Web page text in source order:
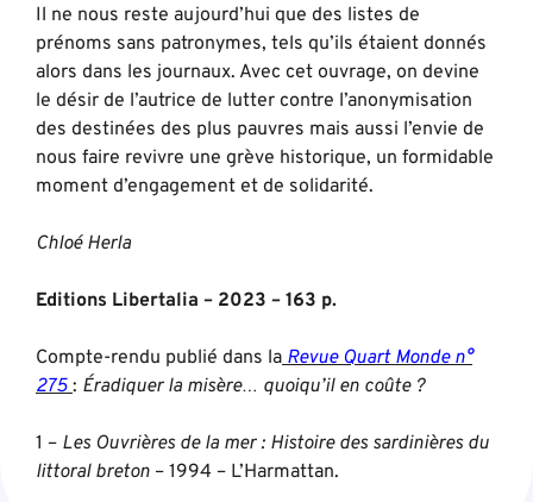
Il ne nous reste aujourd’hui que des listes de
prénoms sans patronymes, tels qu’ils étaient donnés
alors dans les journaux. Avec cet ouvrage, on devine
le désir de l’autrice de lutter contre l’anonymisation
des destinées des plus pauvres mais aussi l’envie de
nous faire revivre une grève historique, un formidable
moment d’engagement et de solidarité.
Chloé Herla
Editions Libertalia – 2023 – 163 p.
Compte-rendu publié dans la Revue Quart Monde n°
275 : Éradiquer la misère… quoiqu’il en coûte ?
1 – Les Ouvrières de la mer : Histoire des sardinières du
littoral breton – 1994 – L’Harmattan.